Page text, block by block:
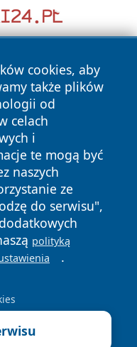
cookies, aby
także plików
od
celach
i
te mogą być
naszych
ze
do serwisu",
polityką
.
prawa zastrzeżone.
Polityka
Cookies